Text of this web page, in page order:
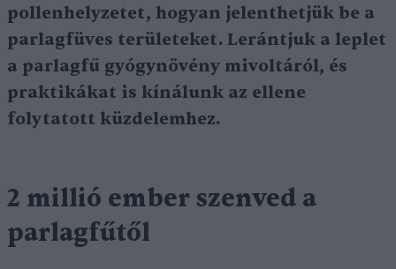
pollenhelyzetet, hogyan jelenthetjük be a
parlagfüves területeket. Lerántjuk a leplet
a parlagfű gyógynövény mivoltáról, és
praktikákat is kínálunk az ellene
folytatott küzdelemhez.
2 millió ember szenved a
parlagfűtől